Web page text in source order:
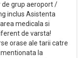
de grup aeroport /
inclus Asistenta
medicala si
de varsta!
orase ale tarii catre
la